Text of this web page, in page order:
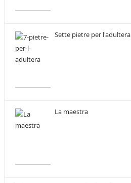
Sette pietre per l'adultera
La maestra